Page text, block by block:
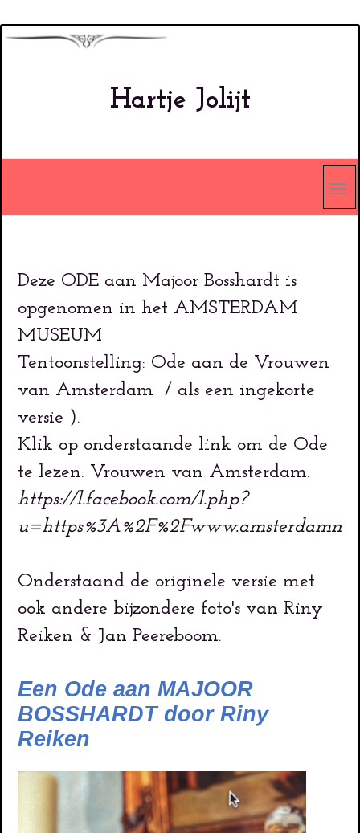
Overslaan
Hartje Jolijt
Deze ODE aan Majoor Bosshardt is
opgenomen in het AMSTERDAM
MUSEUM
Tentoonstelling: Ode aan de Vrouwen
van Amsterdam / als een ingekorte
versie ).
Klik op onderstaande link om de Ode
te lezen: Vrouwen van Amsterdam.
https://l.facebook.com/l.php?
Onderstaand de originele versie met
ook andere bijzondere foto's van Riny
Reiken & Jan Peereboom.
Een Ode aan MAJOOR
BOSSHARDT door Riny
Reiken